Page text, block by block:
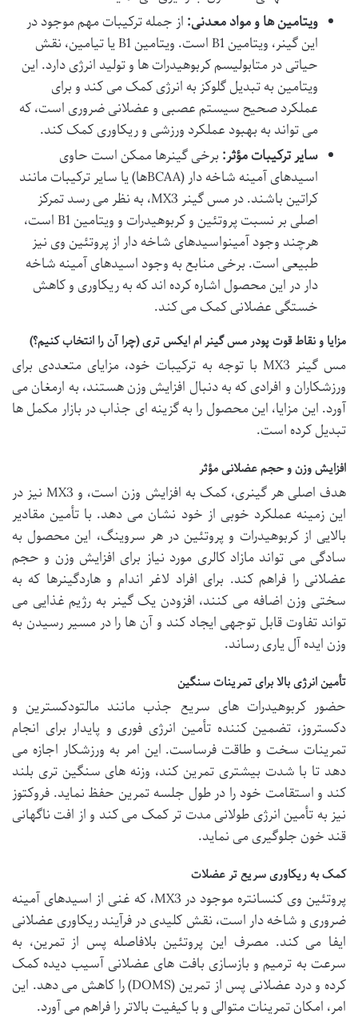
ویتامین ها و مواد معدنی: از جمله ترکیبات مهم موجود در
این گینر، ویتامین B1 است. ویتامین B1 یا تیامین، نقش
حیاتی در متابولیسم کربوهیدرات ها و تولید انرژی دارد. این
ویتامین به تبدیل گلوکز به انرژی کمک می کند و برای
عملکرد صحیح سیستم عصبی و عضلانی ضروری است، که
می تواند به بهبود عملکرد ورزشی و ریکاوری کمک کند.
سایر ترکیبات مؤثر: برخی گینرها ممکن است حاوی
اسیدهای آمینه شاخه دار (BCAAها) یا سایر ترکیبات مانند
کراتین باشند. در مس گینر MX3، به نظر می رسد تمرکز
اصلی بر نسبت پروتئین و کربوهیدرات و ویتامین B1 است،
هرچند وجود آمینواسیدهای شاخه دار از پروتئین وی نیز
طبیعی است. برخی منابع به وجود اسیدهای آمینه شاخه
دار در این محصول اشاره کرده اند که به ریکاوری و کاهش
خستگی عضلانی کمک می کند.
مزایا و نقاط قوت پودر مس گینر ام ایکس تری (چرا آن را انتخاب کنیم؟)
مس گینر MX3 با توجه به ترکیبات خود، مزایای متعددی برای
ورزشکاران و افرادی که به دنبال افزایش وزن هستند، به ارمغان می
آورد. این مزایا، این محصول را به گزینه ای جذاب در بازار مکمل ها
تبدیل کرده است.
افزایش وزن و حجم عضلانی مؤثر
هدف اصلی هر گینری، کمک به افزایش وزن است، و MX3 نیز در
این زمینه عملکرد خوبی از خود نشان می دهد. با تأمین مقادیر
بالایی از کربوهیدرات و پروتئین در هر سروینگ، این محصول به
سادگی می تواند مازاد کالری مورد نیاز برای افزایش وزن و حجم
عضلانی را فراهم کند. برای افراد لاغر اندام و هاردگینرها که به
سختی وزن اضافه می کنند، افزودن یک گینر به رژیم غذایی می
تواند تفاوت قابل توجهی ایجاد کند و آن ها را در مسیر رسیدن به
وزن ایده آل یاری رساند.
تأمین انرژی بالا برای تمرینات سنگین
حضور کربوهیدرات های سریع جذب مانند مالتودکسترین و
دکستروز، تضمین کننده تأمین انرژی فوری و پایدار برای انجام
تمرینات سخت و طاقت فرساست. این امر به ورزشکار اجازه می
دهد تا با شدت بیشتری تمرین کند، وزنه های سنگین تری بلند
کند و استقامت خود را در طول جلسه تمرین حفظ نماید. فروکتوز
نیز به تأمین انرژی طولانی مدت تر کمک می کند و از افت ناگهانی
قند خون جلوگیری می نماید.
کمک به ریکاوری سریع تر عضلات
پروتئین وی کنسانتره موجود در MX3، که غنی از اسیدهای آمینه
ضروری و شاخه دار است، نقش کلیدی در فرآیند ریکاوری عضلانی
ایفا می کند. مصرف این پروتئین بلافاصله پس از تمرین، به
سرعت به ترمیم و بازسازی بافت های عضلانی آسیب دیده کمک
کرده و درد عضلانی پس از تمرین (DOMS) را کاهش می دهد. این
امر، امکان تمرینات متوالی و با کیفیت بالاتر را فراهم می آورد.